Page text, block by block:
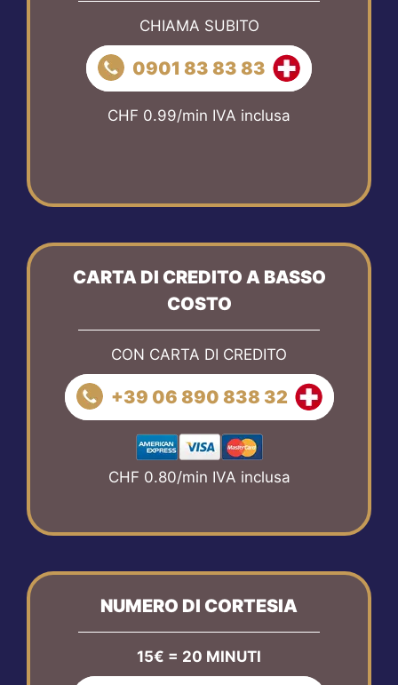
CHIAMA SUBITO
0901 83 83 83
CHF 0.99/min IVA inclusa
CARTA DI CREDITO A BASSO
COSTO
CON CARTA DI CREDITO
+39 06 890 838 32
CHF 0.80/min IVA inclusa
NUMERO DI CORTESIA
15€ = 20 MINUTI